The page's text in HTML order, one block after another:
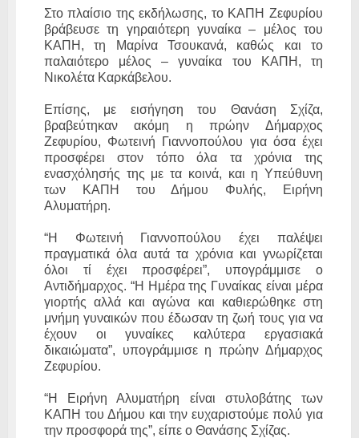
Στο πλαίσιο της εκδήλωσης, το ΚΑΠΗ Ζεφυρίου
βράβευσε τη γηραιότερη γυναίκα – μέλος του
ΚΑΠΗ, τη Μαρίνα Τσουκανά, καθώς και το
παλαιότερο μέλος – γυναίκα του ΚΑΠΗ, τη
Νικολέτα Καρκάβελου.
Επίσης, με εισήγηση του Θανάση Σχίζα,
βραβεύτηκαν ακόμη η πρώην Δήμαρχος
Ζεφυρίου, Φωτεινή Γιαννοπούλου για όσα έχει
προσφέρει στον τόπο όλα τα χρόνια της
ενασχόλησής της με τα κοινά, και η Υπεύθυνη
των ΚΑΠΗ του Δήμου Φυλής, Ειρήνη
Αλυματήρη.
“Η Φωτεινή Γιαννοπούλου έχει παλέψει
πραγματικά όλα αυτά τα χρόνια και γνωρίζεται
όλοι τί έχει προσφέρει”, υπογράμμισε ο
Αντιδήμαρχος. “Η Ημέρα της Γυναίκας είναι μέρα
γιορτής αλλά και αγώνα και καθιερώθηκε στη
μνήμη γυναικών που έδωσαν τη ζωή τους για να
έχουν οι γυναίκες καλύτερα εργασιακά
δικαιώματα”, υπογράμμισε η πρώην Δήμαρχος
Ζεφυρίου.
“Η Ειρήνη Αλυματήρη είναι στυλοβάτης των
ΚΑΠΗ του Δήμου και την ευχαριστούμε πολύ για
την προσφορά της”, είπε ο Θανάσης Σχίζας.